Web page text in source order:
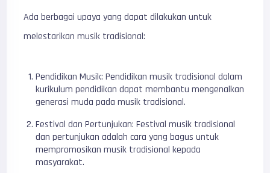
Ada berbagai upaya yang dapat dilakukan untuk
melestarikan musik tradisional:
Pendidikan Musik: Pendidikan musik tradisional dalam
kurikulum pendidikan dapat membantu mengenalkan
generasi muda pada musik tradisional.
Festival dan Pertunjukan: Festival musik tradisional
dan pertunjukan adalah cara yang bagus untuk
mempromosikan musik tradisional kepada
masyarakat.